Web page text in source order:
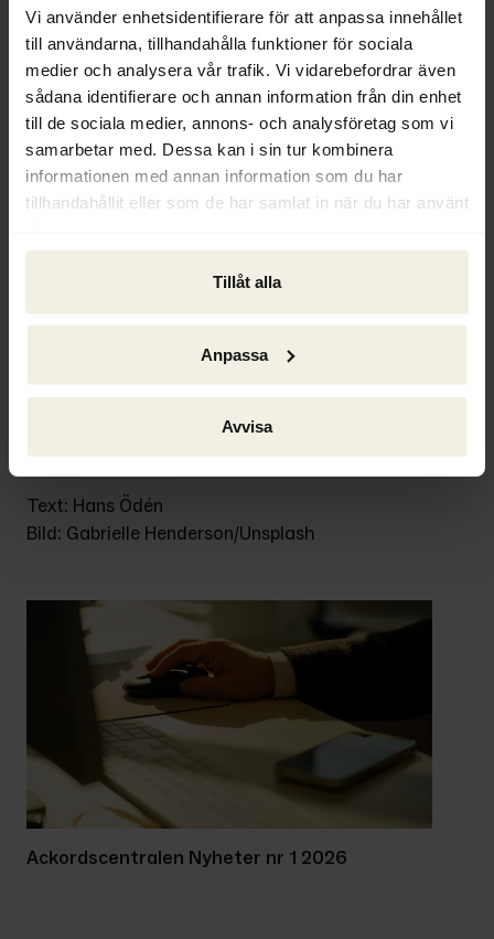
Vi använder enhetsidentifierare för att anpassa innehållet
till användarna, tillhandahålla funktioner för sociala
medier och analysera vår trafik. Vi vidarebefordrar även
sådana identifierare och annan information från din enhet
till de sociala medier, annons- och analysföretag som vi
samarbetar med. Dessa kan i sin tur kombinera
informationen med annan information som du har
tillhandahållit eller som de har samlat in när du har använt
Tillåt alla
Anpassa
Avvisa
styrgrupp bestående av en representant från
varje samverkanspart. Styrgruppen
beslutade att genomföra följande tre
samverkansaktiviteter under 2022:
Förfarandet för avregistrering av
styrelseledamöter i aktiebolag.
Inventering av initiativ för ett ökat
och andra aktörer med
myndighetsliknande uppgifter.
Ur Ackordscentralen Nyheter nr 1 2022
Text: Hans Ödén
Bild: Gabrielle Henderson/Unsplash
Ackordscentralen Nyheter nr 1 2026